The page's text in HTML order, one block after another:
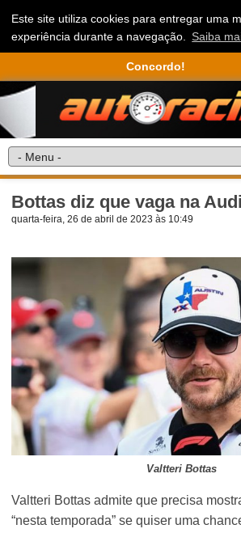
Este site utiliza cookies para entregar uma
experiência durante a navegação. Saiba
Concordo!
Bottas diz que vaga na
quarta-feira, 26 de abril de 2023 às 10:49
Valtteri Bottas
Valtteri Bottas admite que precisa
“nesta temporada” se quiser uma